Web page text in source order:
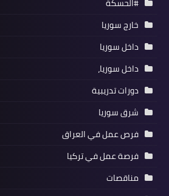
#الحسكة
خارج سوريا
داخل سوريا
داخل سوريا،
دورات تدريبية
شرق سوريا
فرص عمل في العراق
فرصة عمل في تركيا
مناقصات